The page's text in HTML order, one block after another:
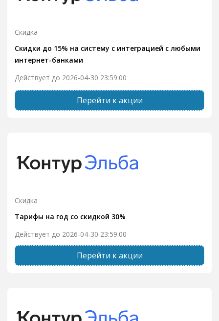
Скидка
Скидки до 15% на систему с интеграцией с любыми
интернет-банками
Действует до 2026-04-30 23:59:00
Перейти к акции
Скидка
Тарифы на год со скидкой 30%
Действует до 2026-04-30 23:59:00
Перейти к акции